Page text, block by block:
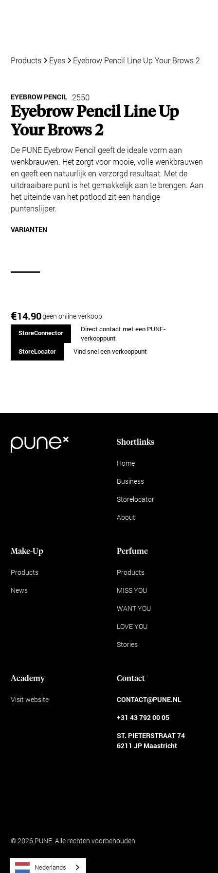
Products Eyes Eyebrow Pencil Line Up Your Brows 2
EYEBROW PENCIL 2550
Eyebrow Pencil Line Up
Your Brows 2
De PUNE Eyebrow Pencil geeft de ideale vorm aan
wenkbrauwen. Het zorgt voor mooie, volle wenkbrauwen
en geeft een natuurlijk en verzorgd resultaat. Met de
uitdraaibare punt is het gemakkelijk aan te brengen. Aan
het uiteinde van het potlood zit een handige
puntenslijper.
VARIANTEN
€14.90geen online verkoop
StoreConnector
Direct contact met een PUNE-
verkooppunt
StoreLocator
Vind snel een verkooppunt
Shortlinks
Home
Business
Storelocator
About
Make-Up
Products
News
Perfume
Products
MISS YOU
WANT YOU
LOVE YOU
Stories
Academy
Visit website
Contact
CONTACT@PUNE.NL
+31 43 792 00 05
ST. PIETERSTRAAT 74
6211 JP Maastricht
© 2026 PUNE. Alle rechten voorbehouden.
Nederlands